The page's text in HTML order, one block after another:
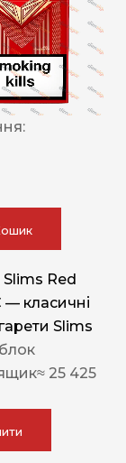
Red
— класичні
Slims
≈ 25 425